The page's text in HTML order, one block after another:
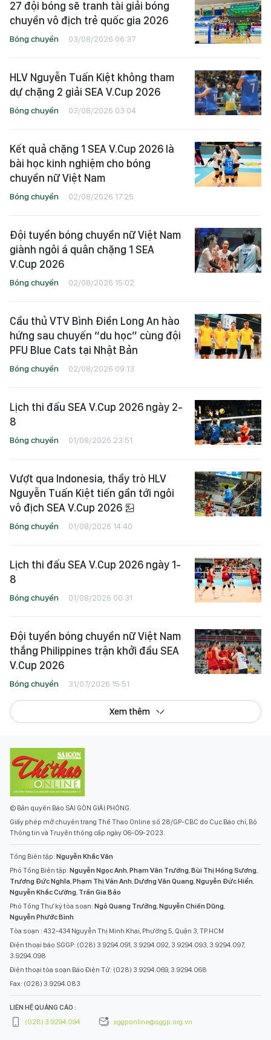
27 đội bóng sẽ tranh tài giải bóng
chuyền vô địch trẻ quốc gia 2026
Bóng chuyền 03/08/2026 06:37
HLV Nguyễn Tuấn Kiệt không tham
dự chặng 2 giải SEA V.Cup 2026
Bóng chuyền 03/08/2026 03:04
Kết quả chặng 1 SEA V.Cup 2026 là
bài học kinh nghiệm cho bóng
chuyền nữ Việt Nam
Bóng chuyền 02/08/2026 17:25
Đội tuyển bóng chuyền nữ Việt Nam
giành ngôi á quân chặng 1 SEA
V.Cup 2026
Bóng chuyền 02/08/2026 15:02
Cầu thủ VTV Bình Điền Long An hào
hứng sau chuyến “du học” cùng đội
PFU Blue Cats tại Nhật Bản
Bóng chuyền 02/08/2026 09:13
Lịch thi đấu SEA V.Cup 2026 ngày 2-
8
Bóng chuyền 01/08/2026 23:51
Vượt qua Indonesia, thầy trò HLV
Nguyễn Tuấn Kiệt tiến gần tới ngôi
vô địch SEA V.Cup 2026
Bóng chuyền 01/08/2026 14:40
Lịch thi đấu SEA V.Cup 2026 ngày 1-
8
Bóng chuyền 01/08/2026 00:31
Đội tuyển bóng chuyền nữ Việt Nam
thắng Philippines trận khởi đầu SEA
V.Cup 2026
Bóng chuyền 31/07/2026 15:51
Xem thêm
© Bản quyền Báo SÀI GÒN GIẢI PHÓNG.
Giấy phép mở chuyên trang Thể Thao Online số 28/GP-CBC do Cục Báo chí, Bộ
Thông tin và Truyền thông cấp ngày 06-09-2023.
Tổng Biên tập: Nguyễn Khắc Văn
Phó Tổng Biên tập: Nguyễn Ngọc Anh,Phạm Văn Trường,Bùi Thị Hồng Sương,
Trương Đức Nghĩa,Phạm Thị Vân Anh,Dương Văn Quang,Nguyễn Đức Hiển,
Nguyễn Khắc Cường, Trần Gia Bảo
Phó Tổng Thư ký tòa soạn: Ngô Quang Trưởng,Nguyễn Chiến Dũng,
Nguyễn Phước Bình
Tòa soạn : 432-434 Nguyễn Thị Minh Khai, Phường 5, Quận 3, TP.HCM
Điện thoại báo SGGP: (028) 3.9294.091, 3.9294.092, 3.9294.093, 3.9294.097,
3.9294.098
Điện thoại tòa soạn Báo Điện Tử: (028) 3.9294.069, 3.9294.068
Fax: (028) 3.9294.083
LIÊN HỆ QUẢNG CÁO :
(028) 3.9294.094
sggponline@sggp.org.vn